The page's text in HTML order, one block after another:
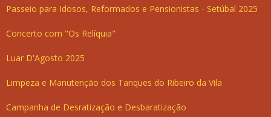
Passeio para Idosos, Reformados e Pensionistas - Setúbal 2025
Concerto com "Os Relíquia"
Luar D'Agosto 2025
Limpeza e Manutenção dos Tanques do Ribeiro da Vila
Campanha de Desratização e Desbaratização